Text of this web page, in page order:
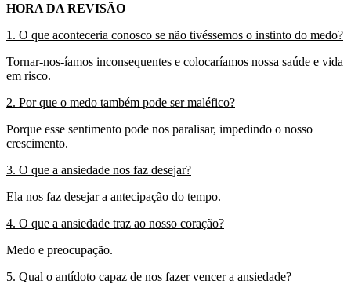
HORA DA REVISÃO
1. O que aconteceria conosco se não tivéssemos o instinto do medo?
Tornar-nos-íamos inconsequentes e colocaríamos nossa saúde e vida
em risco.
2. Por que o medo também pode ser maléfico?
Porque esse sentimento pode nos paralisar, impedindo o nosso
crescimento.
3. O que a ansiedade nos faz desejar?
Ela nos faz desejar a antecipação do tempo.
4. O que a ansiedade traz ao nosso coração?
Medo e preocupação.
5. Qual o antídoto capaz de nos fazer vencer a ansiedade?